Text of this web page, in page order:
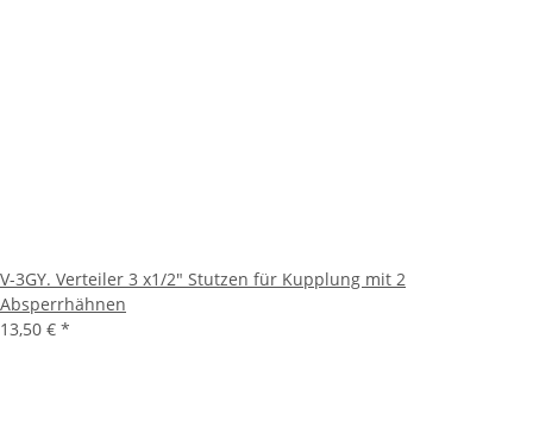
V-3GY. Verteiler 3 x1/2" Stutzen für Kupplung mit 2
Absperrhähnen
13,50 € *